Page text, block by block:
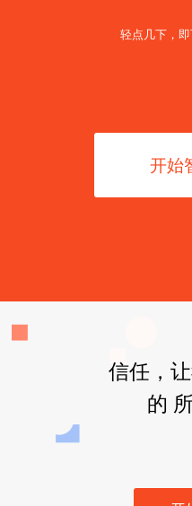
轻点几下，
开始
信任，
的